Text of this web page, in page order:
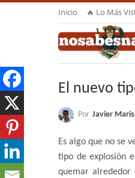
Inicio 🔥 Lo Más
El nuevo
Por Javier
Es algo que no se
tipo de explosión
quemar alrededor